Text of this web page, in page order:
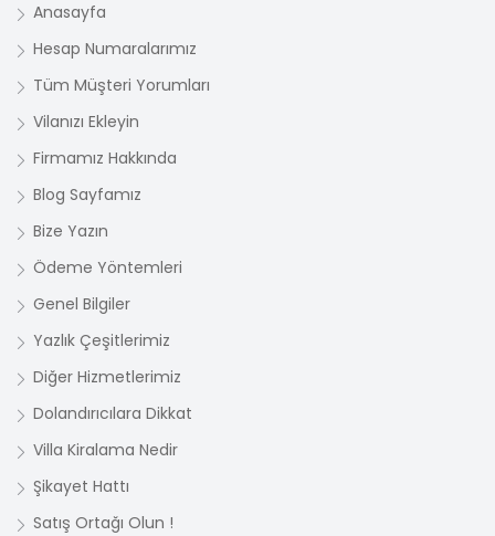
Anasayfa
Hesap Numaralarımız
Tüm Müşteri Yorumları
Vilanızı Ekleyin
Firmamız Hakkında
Blog Sayfamız
Bize Yazın
Ödeme Yöntemleri
Genel Bilgiler
Yazlık Çeşitlerimiz
Diğer Hizmetlerimiz
Dolandırıcılara Dikkat
Villa Kiralama Nedir
Şikayet Hattı
Satış Ortağı Olun !